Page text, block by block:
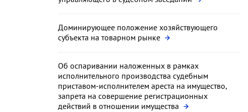
Доминирующее положение хозяйствующего
субъекта на товарном рынке
Об оспаривании наложенных в рамках
исполнительного производства судебным
приставом-исполнителем ареста на имущество,
запрета на совершение регистрационных
действий в отношении имущества